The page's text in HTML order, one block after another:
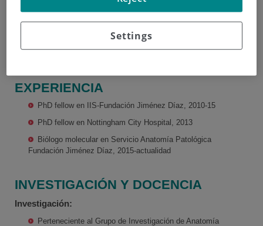
Doctor Europaeus en
Biomedicina y Biotecnología, calificación sobresaliente cum
EXPERIENCIA
PhD fellow en IIS-Fundación Jiménez Díaz, 2010-15
PhD fellow en Nottingham City Hospital, 2013
Biólogo molecular en Servicio Anatomía Patológica
Fundación Jiménez Díaz, 2015-actualidad
INVESTIGACIÓN Y DOCENCIA
Investigación:
Perteneciente al Grupo de Investigación de Anatomía
Settings